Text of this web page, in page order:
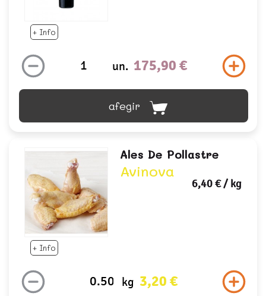
+ Info
un. 175,90 €
afegir
+ Info
Ales De Pollastre
Avinova
6,40 €/ kg
kg 3,20 €